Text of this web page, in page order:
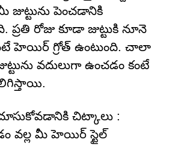
పెంచడానికి
రోజు కూడా జుట్టుకి నూనె
హెయిర్ గ్రోత్ ఉంటుంది. చాలా
వదులుగా ఉంచడం కంటే
చిట్కాలు :
వల్ల మీ హెయిర్ స్టైల్